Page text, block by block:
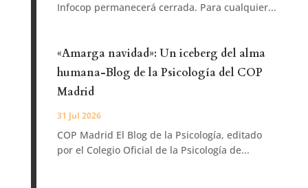
Infocop permanecerá cerrada. Para cualquier...
«Amarga navidad»: Un iceberg del alma
humana-Blog de la Psicología del COP
Madrid
31 Jul 2026
COP Madrid El Blog de la Psicología, editado
por el Colegio Oficial de la Psicología de...